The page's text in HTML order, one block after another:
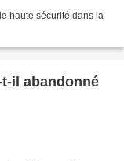
haute sécurité dans la
t-il abandonné